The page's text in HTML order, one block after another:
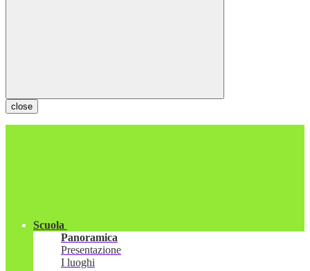
close
Scuola
Panoramica
Presentazione
I luoghi